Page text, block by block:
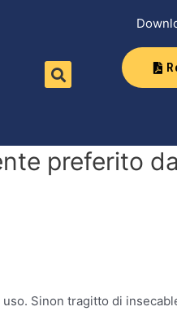
preferito
Sinon tragitto di